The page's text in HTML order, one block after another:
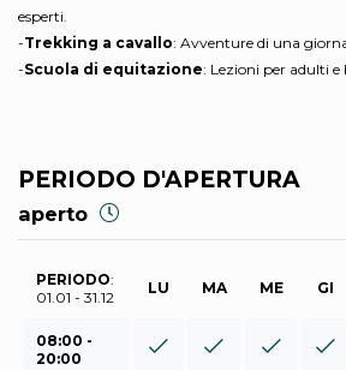
esperti.
-Trekking a cavallo: Avventure di una
-Scuola di equitazione: Lezioni per adulti e
PERIODO D'APERTURA
aperto
PERIODO:
01.01 - 31.12
LU MA ME GI
08:00 -
20:00